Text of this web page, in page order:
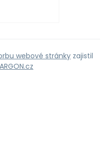
webové stránky zajistil